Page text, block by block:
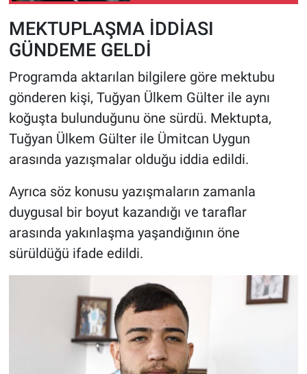
MEKTUPLAŞMA İDDİASI
GÜNDEME GELDİ
Programda aktarılan bilgilere göre mektubu
gönderen kişi, Tuğyan Ülkem Gülter ile aynı
koğuşta bulunduğunu öne sürdü. Mektupta,
Tuğyan Ülkem Gülter ile Ümitcan Uygun
arasında yazışmalar olduğu iddia edildi.
Ayrıca söz konusu yazışmaların zamanla
duygusal bir boyut kazandığı ve taraflar
arasında yakınlaşma yaşandığının öne
sürüldüğü ifade edildi.